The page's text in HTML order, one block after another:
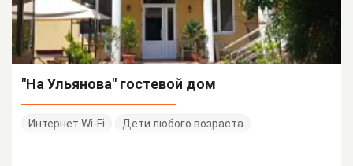
"На Ульянова" гостевой дом
Интернет Wi-Fi Дети любого возраста